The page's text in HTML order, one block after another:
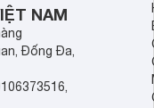
NAM
Đống Đa,